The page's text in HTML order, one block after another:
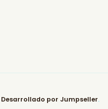
Desarrollado por Jumpseller.